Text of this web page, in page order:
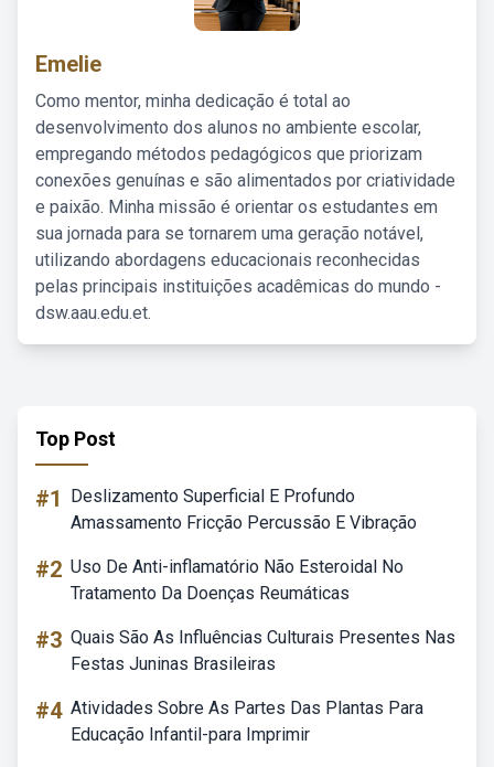
Emelie
Como mentor, minha dedicação é total ao
desenvolvimento dos alunos no ambiente escolar,
empregando métodos pedagógicos que priorizam
conexões genuínas e são alimentados por criatividade
e paixão. Minha missão é orientar os estudantes em
sua jornada para se tornarem uma geração notável,
utilizando abordagens educacionais reconhecidas
pelas principais instituições acadêmicas do mundo -
dsw.aau.edu.et.
Top Post
#1
Deslizamento Superficial E Profundo
Amassamento Fricção Percussão E Vibração
#2 Uso De Anti-inflamatório Não Esteroidal No
Tratamento Da Doenças Reumáticas
#3 Quais São As Influências Culturais Presentes Nas
Festas Juninas Brasileiras
#4 Atividades Sobre As Partes Das Plantas Para
Educação Infantil-para Imprimir